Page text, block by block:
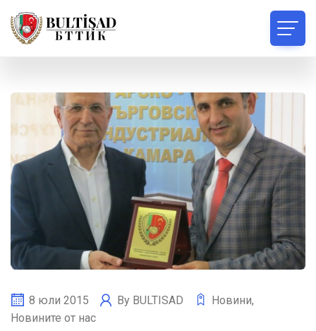
8 юли 2015 By BULTISAD Новини,
Новините от нас